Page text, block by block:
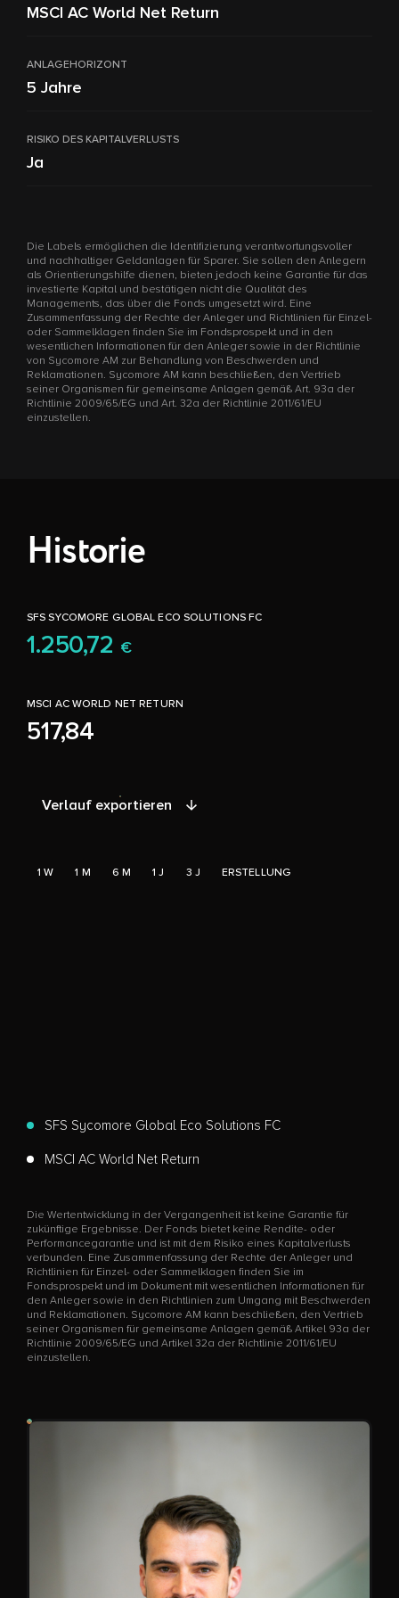
MSCI AC World Net Return
ANLAGEHORIZONT
5 Jahre
RISIKO DES KAPITALVERLUSTS
Ja
Die Labels ermöglichen die Identifizierung verantwortungsvoller
und nachhaltiger Geldanlagen für Sparer. Sie sollen den Anlegern
als Orientierungshilfe dienen, bieten jedoch keine Garantie für das
investierte Kapital und bestätigen nicht die Qualität des
Managements, das über die Fonds umgesetzt wird. Eine
Zusammenfassung der Rechte der Anleger und Richtlinien für Einzel-
oder Sammelklagen finden Sie im Fondsprospekt und in den
wesentlichen Informationen für den Anleger sowie in der Richtlinie
von Sycomore AM zur Behandlung von Beschwerden und
Reklamationen. Sycomore AM kann beschließen, den Vertrieb
seiner Organismen für gemeinsame Anlagen gemäß Art. 93a der
Richtlinie 2009/65/EG und Art. 32a der Richtlinie 2011/61/EU
einzustellen.
Historie
SFS SYCOMORE GLOBAL ECO SOLUTIONS FC
1.250,72 €
MSCI AC WORLD NET RETURN
517,84
Verlauf exportieren
1 W 1 M 6 M 1 J 3 J ERSTELLUNG
SFS Sycomore Global Eco Solutions FC
MSCI AC World Net Return
Die Wertentwicklung in der Vergangenheit ist keine Garantie für
zukünftige Ergebnisse. Der Fonds bietet keine Rendite- oder
Performancegarantie und ist mit dem Risiko eines Kapitalverlusts
verbunden. Eine Zusammenfassung der Rechte der Anleger und
Richtlinien für Einzel- oder Sammelklagen finden Sie im
Fondsprospekt und im Dokument mit wesentlichen Informationen für
den Anleger sowie in den Richtlinien zum Umgang mit Beschwerden
und Reklamationen. Sycomore AM kann beschließen, den Vertrieb
seiner Organismen für gemeinsame Anlagen gemäß Artikel 93a der
Richtlinie 2009/65/EG und Artikel 32a der Richtlinie 2011/61/EU
einzustellen.